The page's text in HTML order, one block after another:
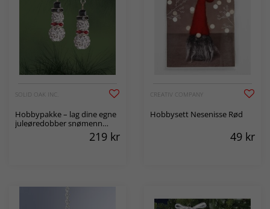
SOLID OAK INC.
Hobbypakke – lag dine egne
juleøredobber snømenn
219 kr
CREATIV COMPANY
Hobbysett Nesenisse Rød
49 kr